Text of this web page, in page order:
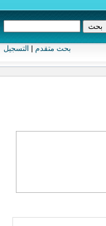
بحث متقدم | التسجيل